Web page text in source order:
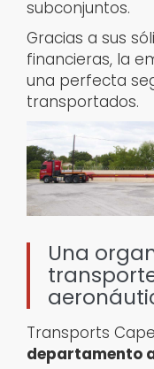
subconjuntos.
Gracias a sus
financieras, la
una perfecta
transportados.
Una
Transports
departamento